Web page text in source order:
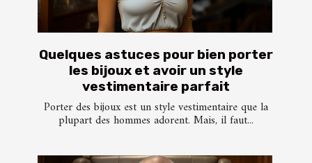
Quelques astuces pour bien porter
les bijoux et avoir un style
vestimentaire parfait
Porter des bijoux est un style vestimentaire que la
plupart des hommes adorent. Mais, il faut...